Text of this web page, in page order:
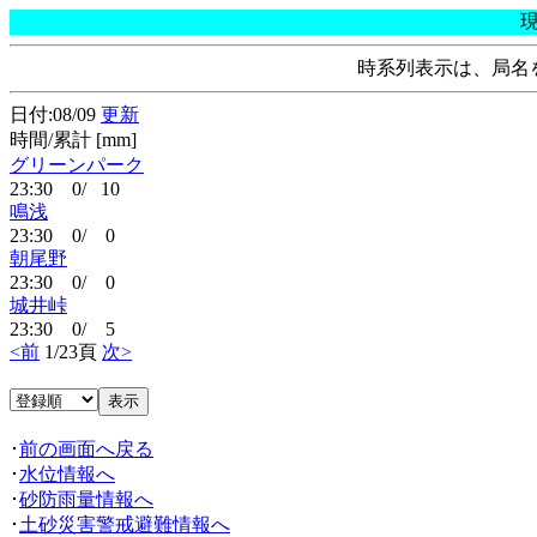
時系列表示は、局
日付:08/09 更新
時間/累計 [mm]
グリーンパーク
23:30 0/ 10
鳴浅
23:30 0/ 0
朝尾野
23:30 0/ 0
城井峠
23:30 0/ 5
<前 1/23頁 次>
･前の画面へ戻る
･ 水位情報へ
･砂防雨量情報へ
･ 土砂災害警戒避難情報へ